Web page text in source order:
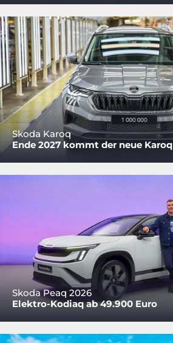
Skoda Karoq
Ende 2027 kommt der neue Karoq
Skoda Peaq 2026
Elektro-Kodiaq ab 49.900 Euro